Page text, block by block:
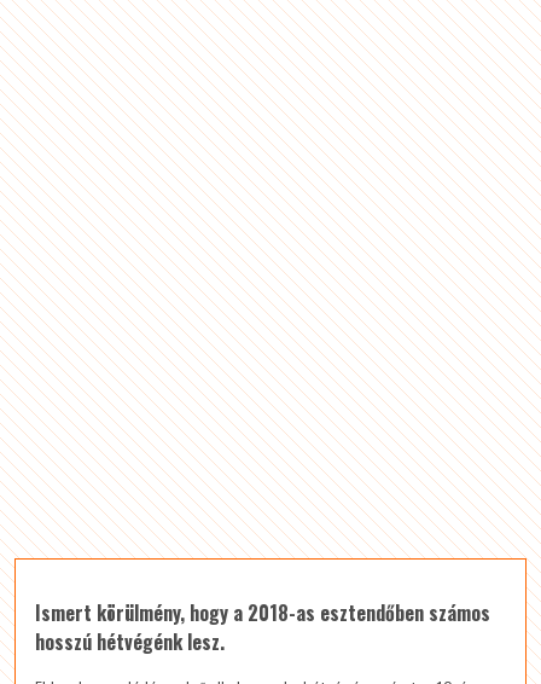
Ismert körülmény, hogy a 2018-as esztendőben számos
hosszú hétvégénk lesz.